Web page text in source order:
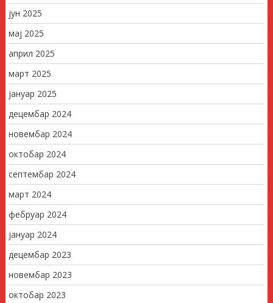
јун 2025
мај 2025
април 2025
март 2025
јануар 2025
децембар 2024
новембар 2024
октобар 2024
септембар 2024
март 2024
фебруар 2024
јануар 2024
децембар 2023
новембар 2023
октобар 2023